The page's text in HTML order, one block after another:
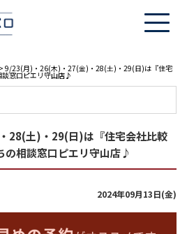
> 9/23(月)・26(木)・27(金)・28(土)・29(日)は『住宅
窓口ピエリ守山店♪
28(土)・29(日)は『住宅会社比較
相談窓口ピエリ守山店♪
2024年09月13日(金)